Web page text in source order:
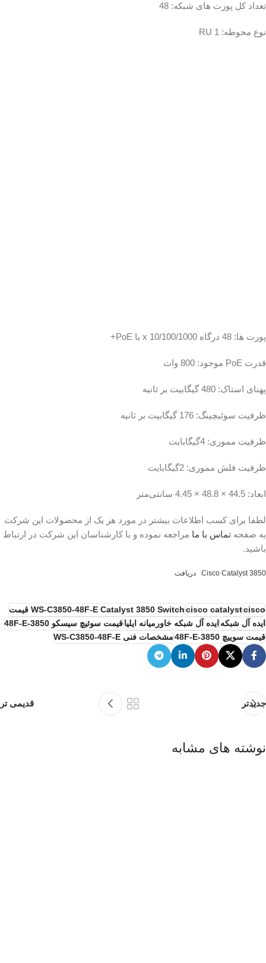
تعداد کل پورت های شبکه: 48
نوع محوطه: 1 RU
پورت ها: 48 درگاه 10/100/1000 x با PoE+
قدرت PoE موجود: 800 وات
پهنای استاک: 480 گیگابیت بر ثانیه
ظرفیت سوئیچینگ: 176 گیگابیت بر ثانیه
ظرفیت مموری: 4گیگابایت
ظرفیت فلش مموری: 2گیگابایت
ابعاد: 44.5 × 48.8 × 4.45 سانتی‌متر
لطفا برای کسب اطلاعات بیشتر در مورد هر یک از محصولات این شرکت
به صفحه تماس با ما مراجعه نموده و با کارشناسان این شرکت در ارتباط
باشید.
Cisco Catalyst 3850 دریافت
cisco
cisco catalystWS-C3850-48F-E Catalyst 3850 Switch قیمت
ایده آل شبکه ایده آل شبکه خاورمیانه ایلیا قیمت سوئیچ سیسکو 3850-48F-E
قیمت سوییچ 3850-48F-E
مشخصات فنی WS-C3850-48F-E
جدیدتر قدیمی تر
نوشته های مشابه